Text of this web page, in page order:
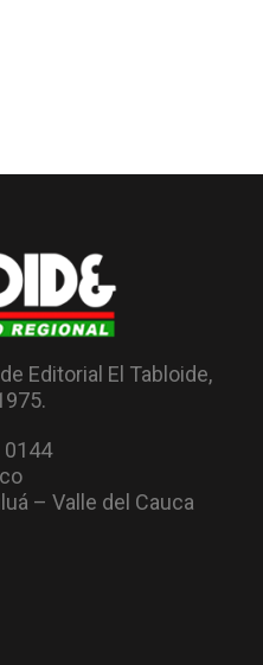
Editorial El Tabloide,
0144
– Valle del Cauca